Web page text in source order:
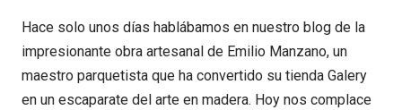
Hace solo unos días hablábamos en nuestro blog de la
impresionante obra artesanal de Emilio Manzano, un
maestro parquetista que ha convertido su tienda Galery
en un escaparate del arte en madera. Hoy nos complace